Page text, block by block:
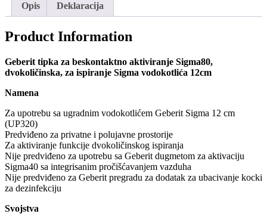
Opis Deklaracija
Product Information
Geberit tipka za beskontaktno aktiviranje Sigma80,
dvokoličinska, za ispiranje Sigma vodokotlića 12cm
Namena
Za upotrebu sa ugradnim vodokotlićem Geberit Sigma 12 cm
(UP320)
Predviđeno za privatne i polujavne prostorije
Za aktiviranje funkcije dvokoličinskog ispiranja
Nije predviđeno za upotrebu sa Geberit dugmetom za aktivaciju
Sigma40 sa integrisanim pročišćavanjem vazduha
Nije predviđeno za Geberit pregradu za dodatak za ubacivanje kocki
za dezinfekciju
Svojstva